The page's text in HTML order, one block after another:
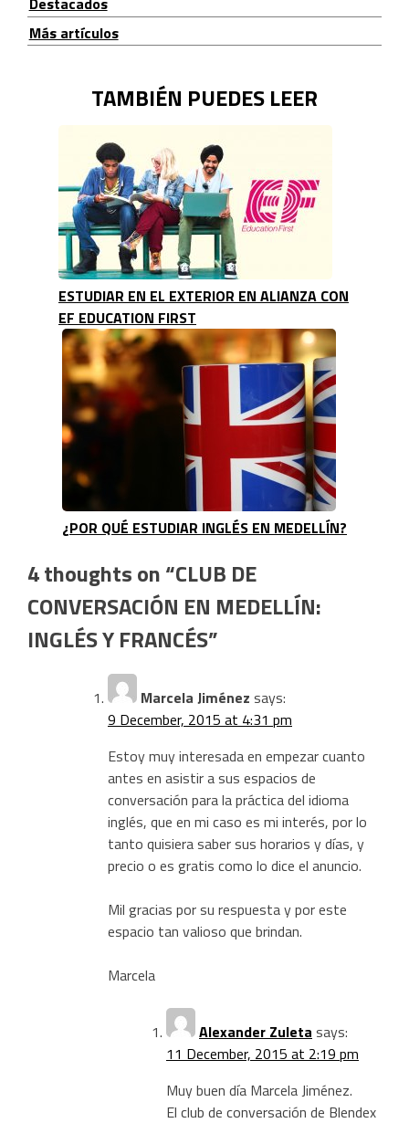
Más artículos
TAMBIÉN PUEDES LEER
ESTUDIAR EN EL EXTERIOR EN ALIANZA CON
EF EDUCATION FIRST
¿POR QUÉ ESTUDIAR INGLÉS EN MEDELLÍN?
4 thoughts on “CLUB DE
CONVERSACIÓN EN MEDELLÍN:
INGLÉS Y FRANCÉS”
Marcela Jiménez says:
9 December, 2015 at 4:31 pm
Estoy muy interesada en empezar cuanto
antes en asistir a sus espacios de
conversación para la práctica del idioma
inglés, que en mi caso es mi interés, por lo
tanto quisiera saber sus horarios y días, y
precio o es gratis como lo dice el anuncio.
Mil gracias por su respuesta y por este
espacio tan valioso que brindan.
Marcela
Alexander Zuleta says:
11 December, 2015 at 2:19 pm
Muy buen día Marcela Jiménez.
El club de conversación de Blendex